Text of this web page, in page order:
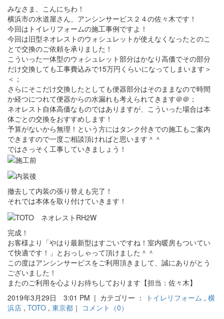
みなさま、こんにちわ！
横浜市の水道屋さん、アンシンサービス２４の佐々木です！
今回はトイレリフォームの施工事例ですよ！
今回は旧型ネオレストのウォシュレットが使えなくなったとのこ
とで交換のご依頼を承りました！
こういった一体型のウォシュレット部分はかなり高価でその部分
だけ交換しても工事費込みで15万円くらいになってしまいます＞
＜；
さらにそこだけ交換したとしても便器部分はそのままなので時間
か経つにつれて便器からの水漏れも考えられてきます＠＠；
ネオレスト自体高価なものではありますが、こういった場合は本
体ごとの交換をおすすめします！
予算がないから無理！という方にはタンク付きでの施工もご案内
できますので一度ご相談頂ければと思います＾＾
ではさっそく工事していきましょう！
撤去して内装の張り替えも完了！
それでは本体を取り付けていきます！
完成！
お客様より「やはり最新型はすごいですね！室内暖房もついてい
て快適です！」とおっしゃって頂けました＾＾
この度はアンシンサービスをご利用頂きまして、誠にありがとう
ございました！
またのご利用を心よりお待ちしております【担当：佐々木】
2019年3月29日 3:01 PM | カテゴリー ：
トイレリフォーム , 横
浜店 , TOTO , 東京都 ｜ コメント（0）